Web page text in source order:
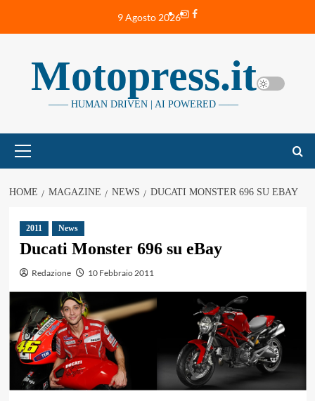
9 Agosto 2026Instagram
Facebook
Motopress.it
—— HUMAN DRIVEN | AI POWERED ——
principale
HOME MAGAZINE NEWS DUCATI MONSTER 696 SU EBAY
2011 News
Ducati Monster 696 su eBay
Redazione 10 Febbraio 2011